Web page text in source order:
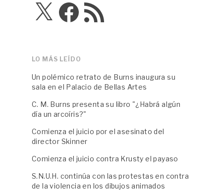
X FacebookFeed
RSS
LO MÁS LEÍDO
Un polémico retrato de Burns inaugura su
sala en el Palacio de Bellas Artes
C. M. Burns presenta su libro "¿Habrá algún
día un arcoíris?"
Comienza el juicio por el asesinato del
director Skinner
Comienza el juicio contra Krusty el payaso
S.N.U.H. continúa con las protestas en contra
de la violencia en los dibujos animados